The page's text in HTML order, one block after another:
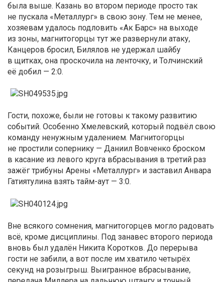
была выше. Казань во втором периоде просто так
не пускала «Металлург» в свою зону. Тем не менее,
хозяевам удалось подловить «Ак Барс» на выходе
из зоны, магнитогорцы тут же развернули атаку,
Канцеров бросил, Билялов не удержал шайбу
в щитках, она проскочила на ленточку, и Толчинский
её добил — 2:0.
Гости, похоже, были не готовы к такому развитию
событий. Особенно Хмелевский, который подвёл свою
команду ненужным удалением. Магнитогорцы
не простили сопернику — Даниил Вовченко броском
в касание из левого круга вбрасывания в третий раз
зажёг трибуны Арены «Металлург» и заставил Анвара
Гатиятулина взять тайм-аут — 3:0.
Вне всякого сомнения, магнитогорцев могло радовать
всё, кроме дисциплины. Под занавес второго периода
вновь был удалён Никита Коротков. До перерыва
гости не забили, а вот после им хватило четырёх
секунд на розыгрыш. Выигранное вбрасывание,